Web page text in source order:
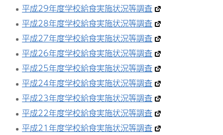
平成29年度学校給食実施状況等調査
平成28年度学校給食実施状況等調査
平成27年度学校給食実施状況等調査
平成26年度学校給食実施状況等調査
平成25年度学校給食実施状況等調査
平成24年度学校給食実施状況等調査
平成23年度学校給食実施状況等調査
平成22年度学校給食実施状況等調査
平成21年度学校給食実施状況等調査